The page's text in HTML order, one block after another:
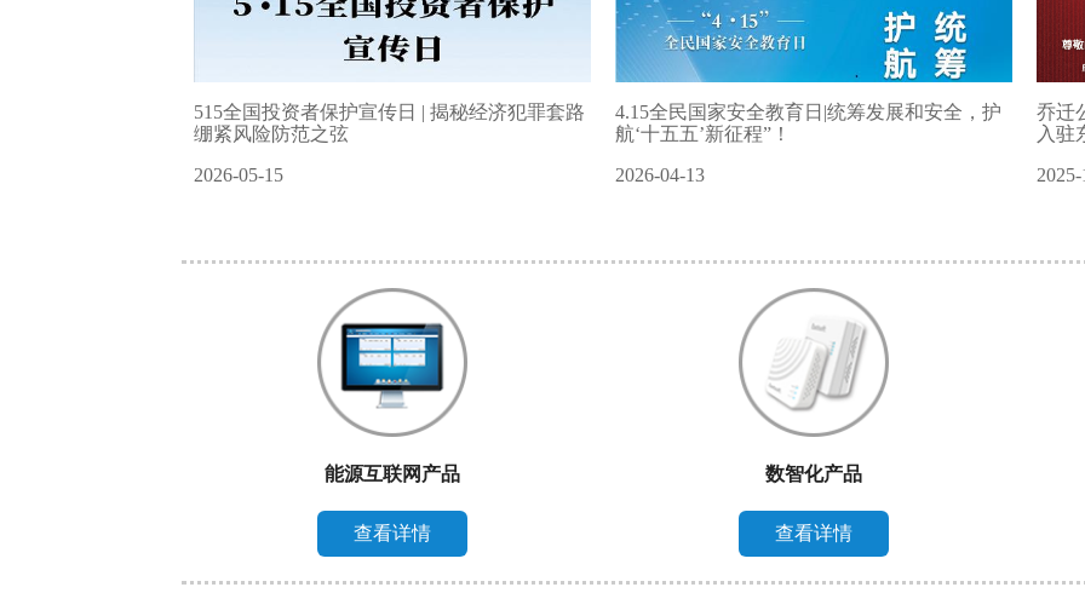
515全国投资者保护宣传日 | 揭秘经济犯罪套路
绷紧风险防范之弦
2026-05-15
4.15全民国家安全教育日|统筹发展和安全，护
航‘十五五’新征程”！
2026-04-13
乔迁
入驻
能源互联网产品
查看详情
数智化产品
查看详情